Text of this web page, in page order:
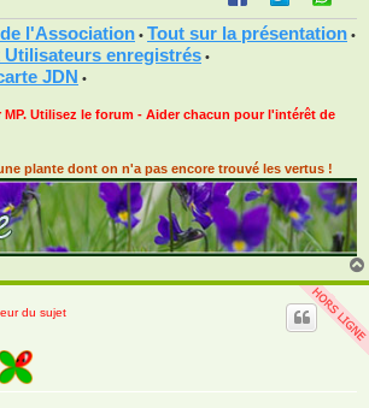
l'Association • Tout sur la présentation •
Utilisateurs enregistrés •
JDN •
Utilisez le forum - Aider chacun pour l'intérêt de
plante dont on n'a pas encore trouvé les vertus !
du sujet